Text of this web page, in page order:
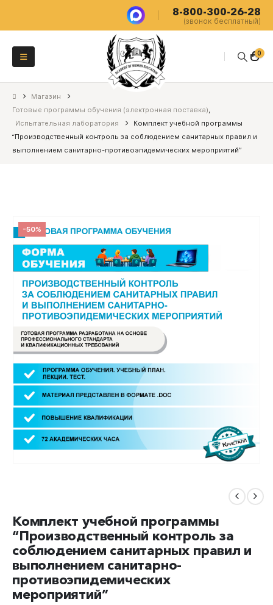
8-800-300-26-28
(звонок бесплатный)
0
Магазин
Готовые программы обучения (электронная поставка),
Испытательная лаборатория
Комплект учебной программы
“Производственный контроль за соблюдением санитарных правил и
выполнением санитарно-противоэпидемических мероприятий”
-50%
Комплект учебной программы
“Производственный контроль за
соблюдением санитарных правил и
выполнением санитарно-
противоэпидемических
мероприятий”